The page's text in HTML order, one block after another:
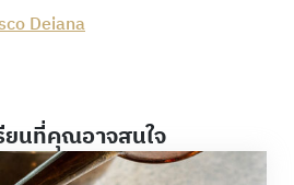
Deiana
ยนที่คุณอาจสนใจ